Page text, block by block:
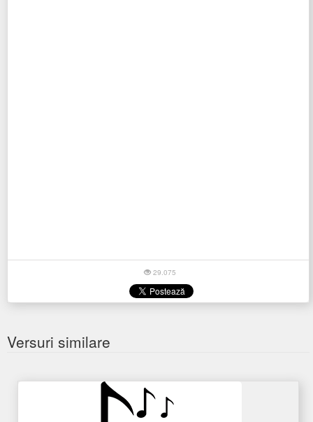
29.075
Versuri similare